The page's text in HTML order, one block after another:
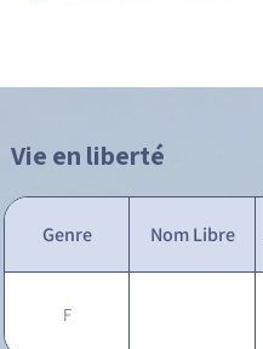
Vie en liberté
Genre Nom Libre
F